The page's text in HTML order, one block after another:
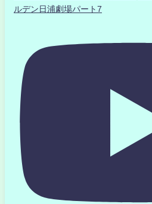
ルデン日浦劇場パート7